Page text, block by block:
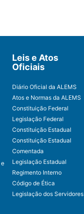
Leis e Atos
Oficiais
Diário Oficial da ALEMS
Atos e Normas da ALEMS
Constituição Federal
Legislação Federal
Constituição Estadual
Constituição Estadual
Comentada
Legislação Estadual
Regimento Interno
Código de Ética
Legislação dos Servidores